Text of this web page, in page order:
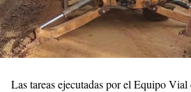
Las tareas ejecutadas por el Equipo